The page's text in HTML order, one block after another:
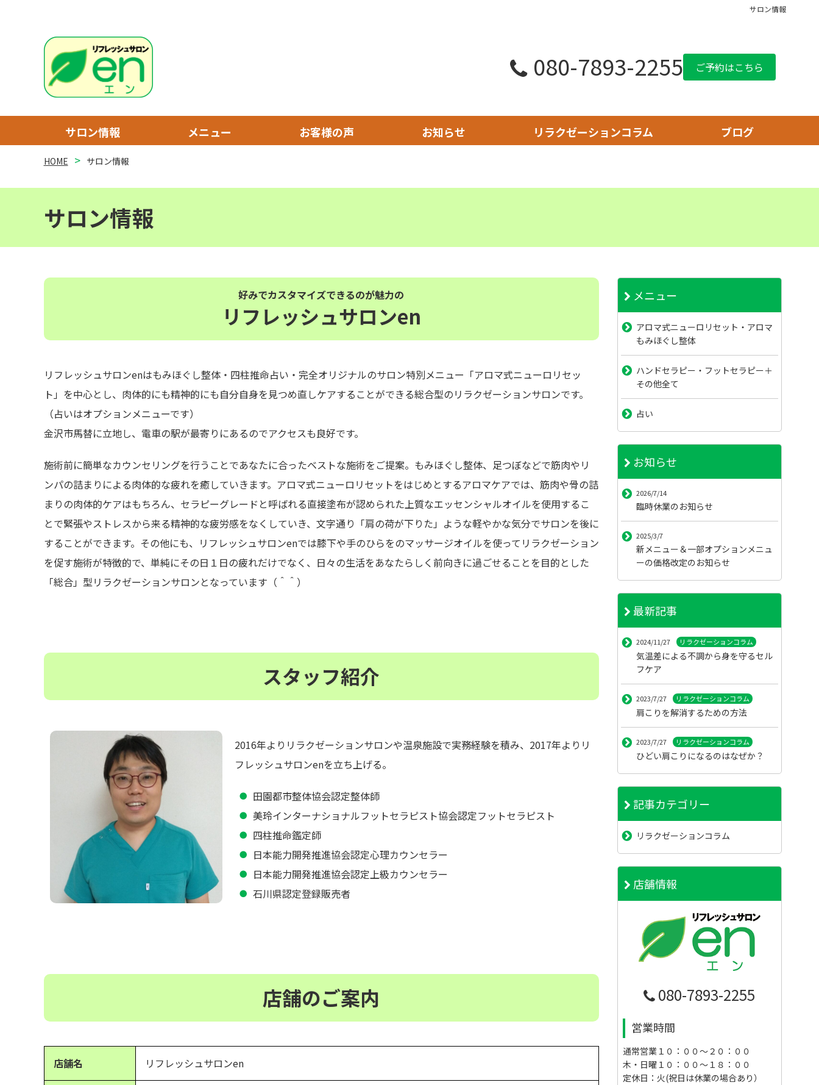
サロン情報
080-7893-2255 ご予約はこちら
サロン情報 メニュー お客様の声 お知らせ リラクゼーションコラム ブログ
サロン情報
HOME サロン情報
好みでカスタマイズできるのが魅力の
リフレッシュサロンen
リフレッシュサロンenはもみほぐし整体・四柱推命占い・完全オリジナルのサロン特別メニュー「アロマ式ニューロリセッ
ト」を中心とし、肉体的にも精神的にも自分自身を見つめ直しケアすることができる総合型のリラクゼーションサロンです。
（占いはオプションメニューです）
金沢市馬替に立地し、電車の駅が最寄りにあるのでアクセスも良好です。
施術前に簡単なカウンセリングを行うことであなたに合ったベストな施術をご提案。もみほぐし整体、足つぼなどで筋肉やリ
ンパの詰まりによる肉体的な疲れを癒していきます。アロマ式ニューロリセットをはじめとするアロマケアでは、筋肉や骨の詰
まりの肉体的ケアはもちろん、セラピーグレードと呼ばれる直接塗布が認められた上質なエッセンシャルオイルを使用するこ
とで緊張やストレスから来る精神的な疲労感をなくしていき、文字通り「肩の荷が下りた」ような軽やかな気分でサロンを後に
することができます。その他にも、リフレッシュサロンenでは膝下や手のひらをのマッサージオイルを使ってリラクゼーション
を促す施術が特徴的で、単純にその日１日の疲れだけでなく、日々の生活をあなたらしく前向きに過ごせることを目的とした
「総合」型リラクゼーションサロンとなっています（＾＾）
スタッフ紹介
2016年よりリラクゼーションサロンや温泉施設で実務経験を積み、2017年よりリ
フレッシュサロンenを立ち上げる。
田園都市整体協会認定整体師
美玲インターナショナルフットセラピスト協会認定フットセラピスト
四柱推命鑑定師
日本能力開発推進協会認定心理カウンセラー
日本能力開発推進協会認定上級カウンセラー
石川県認定登録販売者
店舗のご案内
店舗名 リフレッシュサロンen
メニュー
アロマ式ニューロリセット・アロマ
もみほぐし整体
ハンドセラピー・フットセラピー＋
その他全て
占い
お知らせ
2026/7/14
臨時休業のお知らせ
2025/3/7
新メニュー＆一部オプションメニュ
ーの価格改定のお知らせ
最新記事
2024/11/27 リラクゼーションコラム
気温差による不調から身を守るセル
フケア
2023/7/27 リラクゼーションコラム
肩こりを解消するための方法
2023/7/27 リラクゼーションコラム
ひどい肩こりになるのはなぜか？
記事カテゴリー
リラクゼーションコラム
店舗情報
080-7893-2255
営業時間
通常営業１０：００～２０：００
木・日曜１０：００～１８：００
定休日：火(祝日は休業の場合あり）